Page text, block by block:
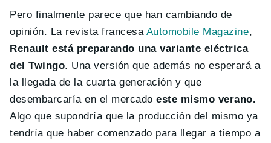
Pero finalmente parece que han cambiando de
opinión. La revista francesa Automobile Magazine,
Renault está preparando una variante eléctrica
del Twingo. Una versión que además no esperará a
la llegada de la cuarta generación y que
desembarcaría en el mercado este mismo verano.
Algo que supondría que la producción del mismo ya
tendría que haber comenzado para llegar a tiempo a